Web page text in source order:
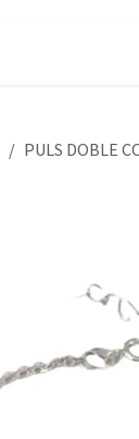
PULS DOBLE